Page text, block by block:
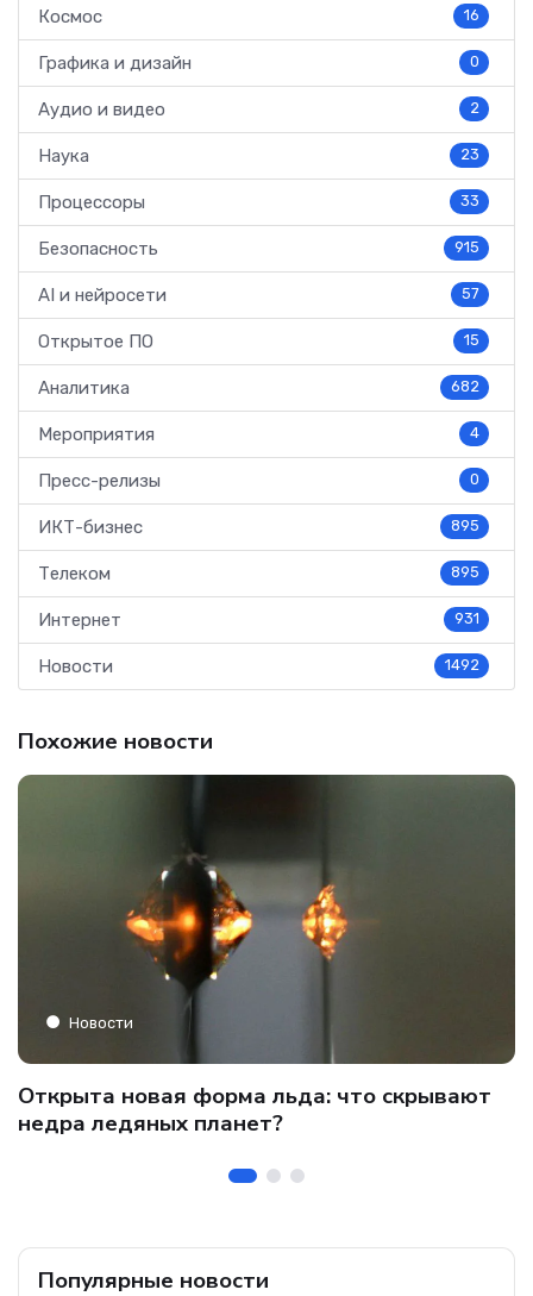
Космос 16
Графика и дизайн 0
Аудио и видео 2
Наука 23
Процессоры 33
Безопасность 915
AI и нейросети 57
Открытое ПО 15
Аналитика 682
Мероприятия 4
Пресс-релизы 0
ИКТ-бизнес 895
Телеком 895
Интернет 931
Новости 1492
Похожие новости
Новости
Открыта новая форма льда: что скрывают
недра ледяных планет?
Популярные новости